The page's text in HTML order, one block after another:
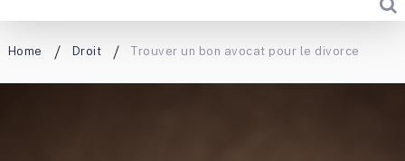
Home Droit Trouver un bon avocat pour le divorce